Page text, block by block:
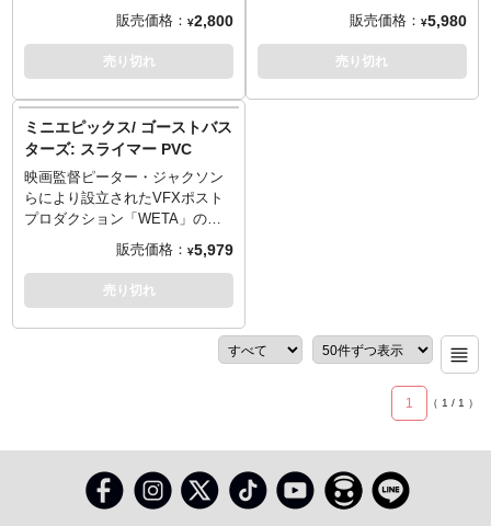
るマンチャ―を加えた3種類。
YouTube「豆魚雷チャンネル」
でもご紹介させていただいてお
インは新鮮！コレクションしや
すいサイズや価格も注目です。
※パッケージダメージあり
イモービル」。1984年に公開さ
れたSFコメディ映画『ゴースト
バスターズ』とコラボレーショ
ン！大型プレイセットからビー
ル」のデザインでフィギュア化
となりました。ディスプレイが
楽しくなる豊富なアクセサリー
や、同シリーズのプレイモービ
ルと組み合わせ、劇中のシーン
なども再現可能です。
販売価格： ¥2,800
売り切れ
プ製作などを手がけてきたウェ
タワークショップから、今まで
の作風とは違ったとても意外な
デフォルメシリーズ「ミニエピ
によりご予約をキャンセル頂く
場合や、分納での入荷となる場
販売価格： ¥5,980
売り切れ
ミニエピックス/ ゴーストバス
ターズ: スライマー PVC
映画監督ピーター・ジャクソン
らにより設立されたVFXポスト
プロダクション「WETA」の一
部門として特殊メイクやプロッ
プ製作などを手がけてきたウェ
タワークショップから、今まで
の作風とは違ったとても意外な
ピック」シリーズが登場です。
1984年第一作公開のSFコメディ
けて、スパゲッティを貪るスラ
イマー。ミートボールや食べて
は体をすり抜けてボタボタ下に
落ちるスパゲッティも立体化し
販売価格： ¥5,979
売り切れ
1 （ 1 / 1 ）